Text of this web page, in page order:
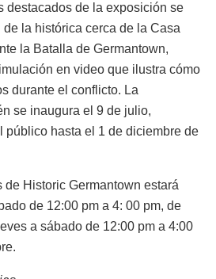
destacados de la exposición se
la histórica cerca de la Casa
la Batalla de Germantown,
en video que ilustra cómo
durante el conflicto. La
se inaugura el 9 de julio,
público hasta el 1 de diciembre de
de Historic Germantown estará
de 12:00 pm a 4: 00 pm, de
a sábado de 12:00 pm a 4:00